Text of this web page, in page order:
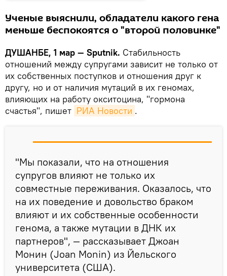
Ученые выяснили, обладатели какого гена
меньше беспокоятся о "второй половинке"
ДУШАНБЕ, 1 мар — Sputnik. Стабильность
отношений между супругами зависит не только от
их собственных поступков и отношения друг к
другу, но и от наличия мутаций в их геномах,
влияющих на работу окситоцина, "гормона
счастья", пишет РИА Новости .
"Мы показали, что на отношения
супругов влияют не только их
совместные переживания. Оказалось, что
на их поведение и довольство браком
влияют и их собственные особенности
генома, а также мутации в ДНК их
партнеров", — рассказывает Джоан
Монин (Joan Monin) из Йельского
университета (США).